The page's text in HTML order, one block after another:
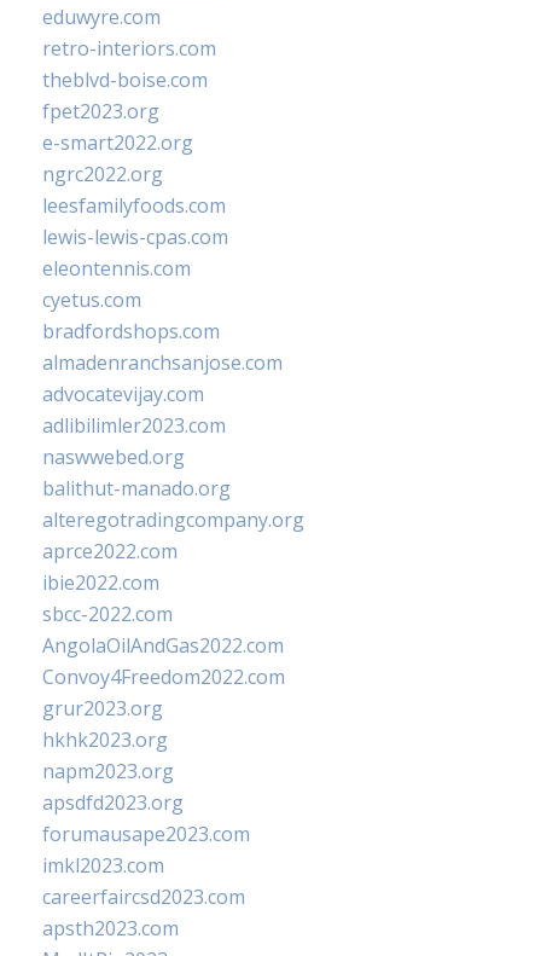
eduwyre.com
retro-interiors.com
theblvd-boise.com
fpet2023.org
e-smart2022.org
ngrc2022.org
leesfamilyfoods.com
lewis-lewis-cpas.com
eleontennis.com
cyetus.com
bradfordshops.com
almadenranchsanjose.com
advocatevijay.com
adlibilimler2023.com
naswwebed.org
balithut-manado.org
alteregotradingcompany.org
aprce2022.com
ibie2022.com
sbcc-2022.com
AngolaOilAndGas2022.com
Convoy4Freedom2022.com
grur2023.org
hkhk2023.org
napm2023.org
apsdfd2023.org
forumausape2023.com
imkl2023.com
careerfaircsd2023.com
apsth2023.com